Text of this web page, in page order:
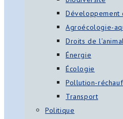
Développement
Agroécologie-
Droits de
Énergie
Écologie
Pollution-
Transport
Politique